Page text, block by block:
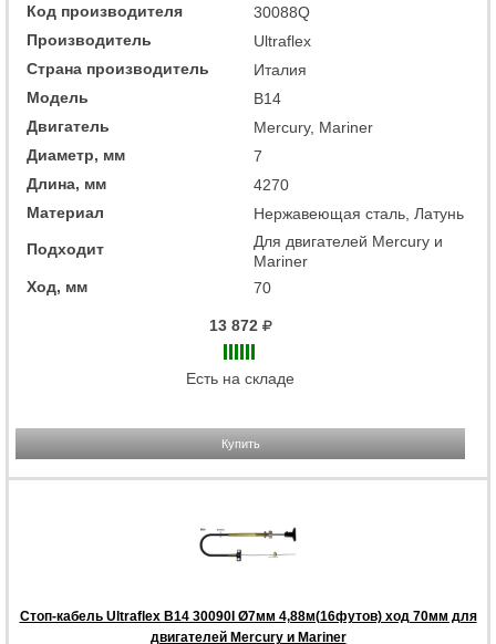
Код производителя
30088Q
Производитель
Ultraflex
Страна производитель
Италия
Модель
B14
Двигатель
Mercury, Mariner
Диаметр, мм
7
Длина, мм
4270
Материал
Нержавеющая сталь, Латунь
Подходит
Для двигателей Mercury и
Mariner
Ход, мм
70
13 872
Есть на складе
Купить
Стоп-кабель Ultraflex B14 30090I Ø7мм 4,88м(16футов) ход 70мм для
двигателей Mercury и Mariner